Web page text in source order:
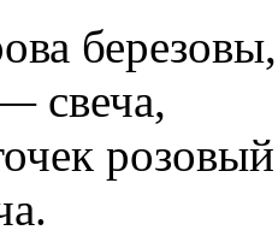
березовы,
свеча,
розовый